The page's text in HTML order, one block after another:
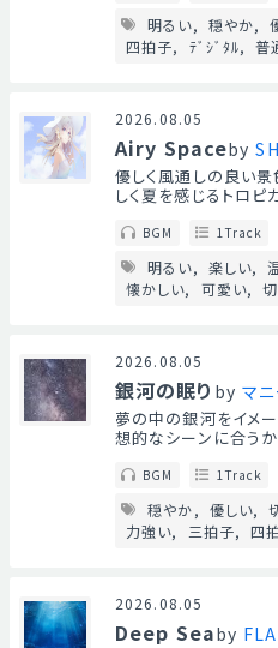
明るい 穏やか
四拍子
ﾃﾞｼﾞﾀﾙ 普
2026.08.05
Airy Spaceby
優しく風通しの良い景
しく夏を感じるトロ
BGM 1Track
明るい 楽しい
懐かしい
可愛い
2026.08.05
銀河の眠り by マ
夢の中の銀河をイメ
想的なシーンに合う
BGM 1Track
穏やか 優しい
力強い
三拍子 四
2026.08.05
Deep Seaby